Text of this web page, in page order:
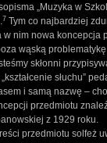
„Muzyka w
7 Tym co najbardziej
nim nowa koncepcja
wąską
skłonni
słuchu”
i samą nazwę –
przedmiotu
z 1929 roku.
przedmiotu solfeż